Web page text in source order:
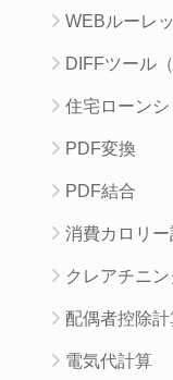
WEBルーレ
DIFFツール
住宅ローン
PDF変換
PDF結合
消費カロリ
クレアチニ
配偶者控除計
電気代計算